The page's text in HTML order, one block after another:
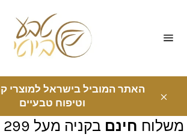
האתר המוביל בישראל למוצרי
וטיפוח טבעיים
משלוח חינם בקניה מעל 299 ש"ח I